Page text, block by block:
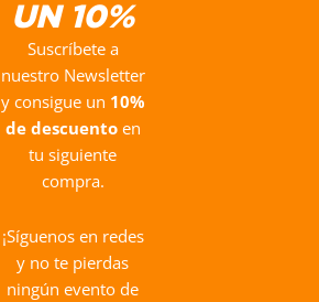
UN 10%
Suscríbete a
nuestro Newsletter
y consigue un 10%
de descuentoen
tu siguiente
compra.
¡Síguenos en redes
y no te pierdas
ningún evento de